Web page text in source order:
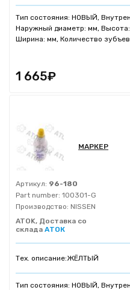
Тип состояния: НОВЫЙ,
Наружный диаметр: мм,
Ширина: мм, Количество
1 665₽
МАРКЕР
Артикул: 96-180
Part number: 100301-G
Производство: NISSEN
ATOK, Доставка со
склада АТОК
Тех. описание:ЖЁЛТЫЙ
Тип состояния: НОВЫЙ,